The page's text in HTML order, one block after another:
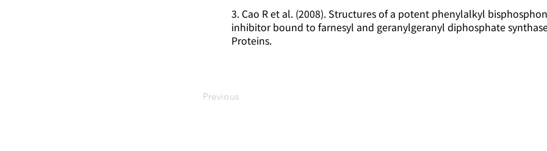
3. Cao R et al. (2008). Structures of a potent phenylalkyl
inhibitor bound to farnesyl and geranylgeranyl diphosphate
Proteins.
Previous